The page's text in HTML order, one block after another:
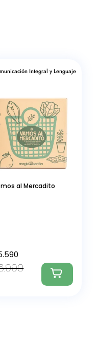
Integral y Lenguaje
al Mercadito